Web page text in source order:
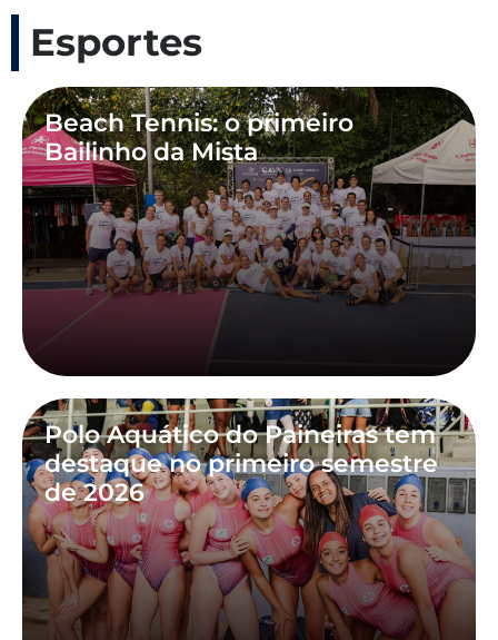
Esportes
Beach Tennis: o primeiro
Bailinho da Mista
Polo Aquático do Paineiras tem
destaque no primeiro semestre
de 2026